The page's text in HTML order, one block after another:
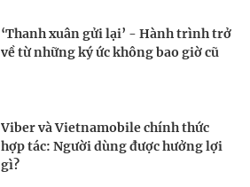
‘Thanh xuân gửi lại’ - Hành trình trở
về từ những ký ức không bao giờ cũ
Viber và Vietnamobile chính thức
hợp tác: Người dùng được hưởng lợi
gì?